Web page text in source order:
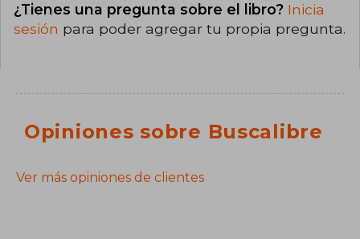
¿Tienes una pregunta sobre el libro? Inicia
sesión para poder agregar tu propia pregunta.
Opiniones sobre Buscalibre
Ver más opiniones de clientes